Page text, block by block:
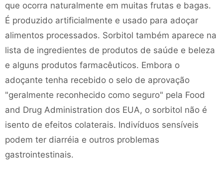
que ocorra naturalmente em muitas frutas e bagas.
É produzido artificialmente e usado para adoçar
alimentos processados. Sorbitol também aparece na
lista de ingredientes de produtos de saúde e beleza
e alguns produtos farmacêuticos. Embora o
adoçante tenha recebido o selo de aprovação
"geralmente reconhecido como seguro" pela Food
and Drug Administration dos EUA, o sorbitol não é
isento de efeitos colaterais. Indivíduos sensíveis
podem ter diarréia e outros problemas
gastrointestinais.